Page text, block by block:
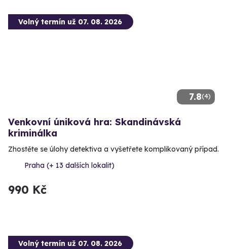
7.8(4)
Volný termín už 07. 08. 2026
Venkovní úniková hra: Skandinávská
kriminálka
Zhostěte se úlohy detektiva a vyšetřete komplikovaný případ.
Praha (+ 13 dalších lokalit)
990 Kč
Volný termín už 07. 08. 2026